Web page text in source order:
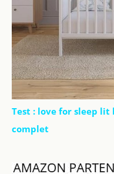
Test : love for sleep lit
complet